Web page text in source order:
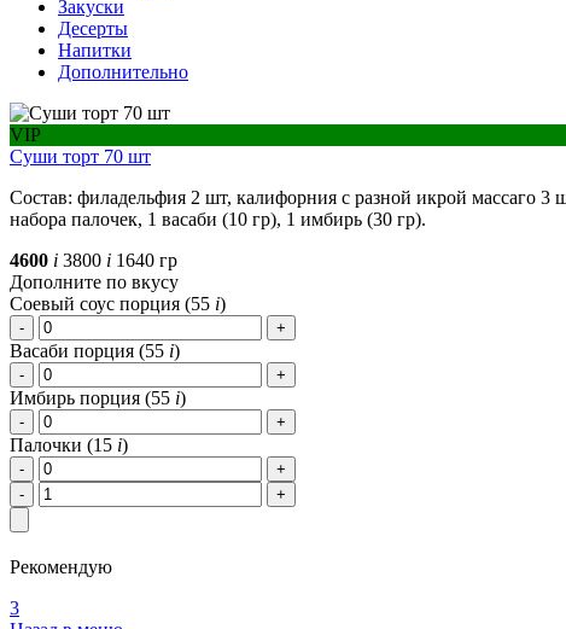
Закуски
Десерты
Напитки
Дополнительно
VIP
Суши торт 70 шт
Состав: филадельфия 2 шт, калифорния с разной икрой
набора палочек, 1 васаби (10 гр), 1 имбирь (30 гр).
4600 i 3800 i 1640 гр
Дополните по вкусу
Соевый соус порция (55 i)
Васаби порция (55 i)
Имбирь порция (55 i)
Палочки (15 i)
Рекомендую
3